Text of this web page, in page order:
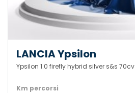
LANCIA Ypsilon
Ypsilon 1.0 firefly hybrid silver s&s 70cv
Km percorsi